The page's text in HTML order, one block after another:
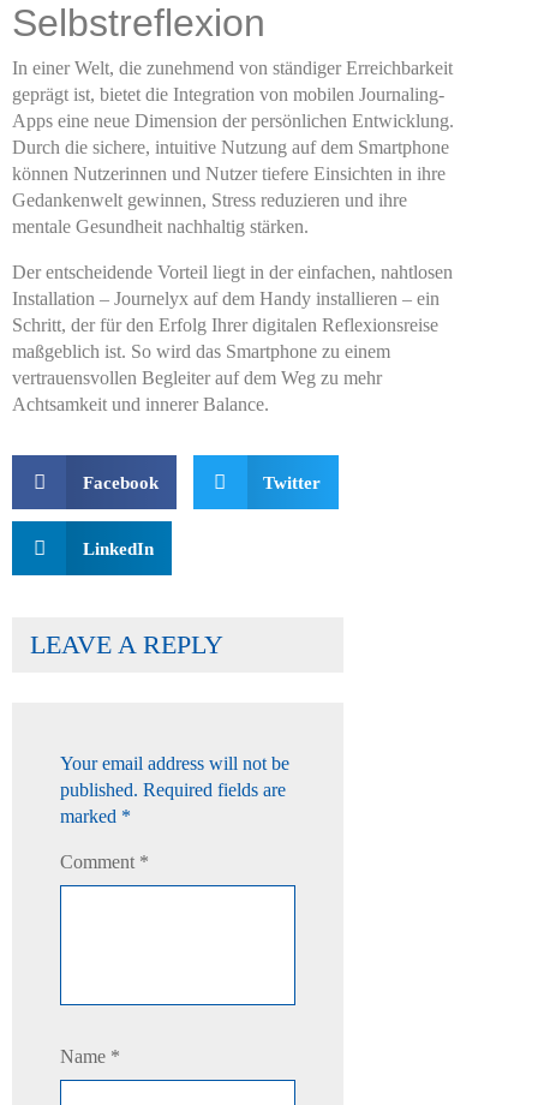
Selbstreflexion
In einer Welt, die zunehmend von ständiger Erreichbarkeit
geprägt ist, bietet die Integration von mobilen Journaling-
Apps eine neue Dimension der persönlichen Entwicklung.
Durch die sichere, intuitive Nutzung auf dem Smartphone
können Nutzerinnen und Nutzer tiefere Einsichten in ihre
Gedankenwelt gewinnen, Stress reduzieren und ihre
mentale Gesundheit nachhaltig stärken.
Der entscheidende Vorteil liegt in der einfachen, nahtlosen
Installation – Journelyx auf dem Handy installieren – ein
Schritt, der für den Erfolg Ihrer digitalen Reflexionsreise
maßgeblich ist. So wird das Smartphone zu einem
vertrauensvollen Begleiter auf dem Weg zu mehr
Achtsamkeit und innerer Balance.
Facebook Twitter
LinkedIn
LEAVE A REPLY
Your email address will not be
published. Required fields are
marked *
Comment *
Name *